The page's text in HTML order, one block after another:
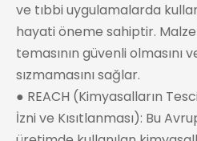
ve tıbbi uygulamalarda
hayati öneme sahiptir.
temasının güvenli olmasını
sızmamasını sağlar.
● REACH (Kimyasalların
İzni ve Kısıtlanması): Bu